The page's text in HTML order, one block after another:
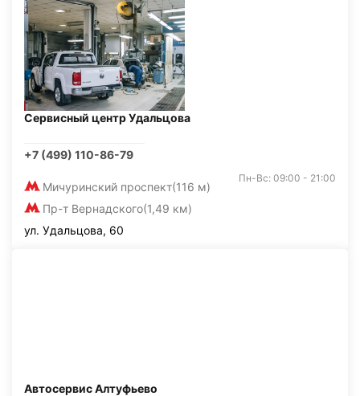
Сервисный центр Удальцова
+7 (499) 110-86-79
Мичуринский проспект(116 м)
Пр-т Вернадского(1,49 км)
Пн-Вс: 09:00 - 21:00
ул. Удальцова, 60
Автосервис Алтуфьево